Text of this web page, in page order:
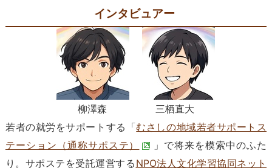
インタビュアー
柳澤森 三栖直大
若者の就労をサポートする「むさしの地域若者サポートス
テーション（通称サポステ）
」で将来を模索中のふた
り。サポステを受託運営する NPO法人文化学習協同ネット